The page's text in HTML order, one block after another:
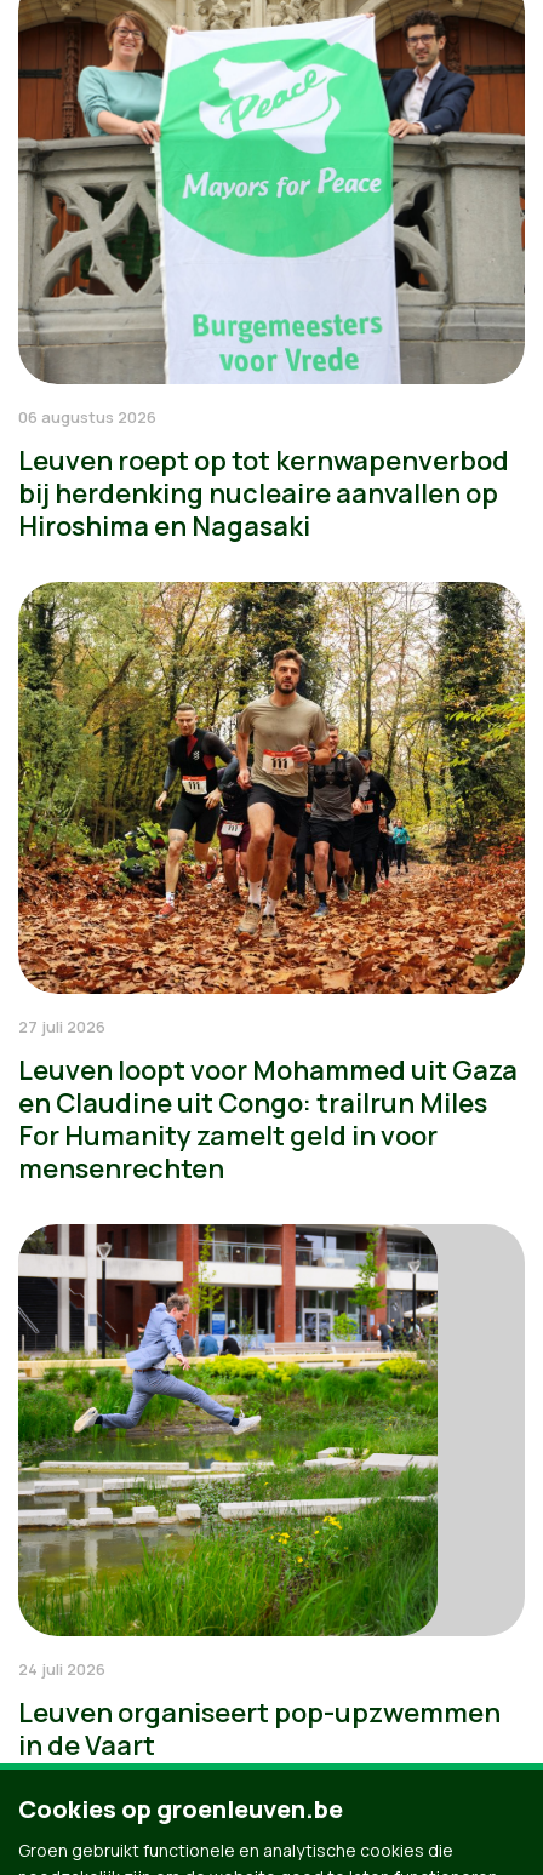
06 augustus 2026
Leuven roept op tot kernwapenverbod
bij herdenking nucleaire aanvallen op
Hiroshima en Nagasaki
27 juli 2026
Leuven loopt voor Mohammed uit Gaza
en Claudine uit Congo: trailrun Miles
For Humanity zamelt geld in voor
mensenrechten
24 juli 2026
Leuven organiseert pop-upzwemmen
in de Vaart
Cookies op groenleuven.be
Groen gebruikt functionele en analytische cookies die